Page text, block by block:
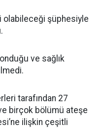
olabileceği şüphesiyle
ve sağlık
tarafından 27
ve birçok bölümü ateşe
ilişkin çeşitli